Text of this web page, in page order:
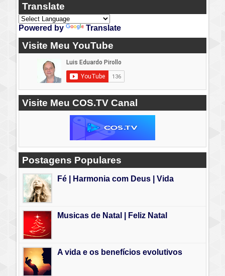
Translate
Powered by Translate
Visite Meu YouTube
Visite Meu COS.TV Canal
Postagens Populares
Fé | Harmonia com Deus | Vida
Musicas de Natal | Feliz Natal
A vida e os benefícios evolutivos